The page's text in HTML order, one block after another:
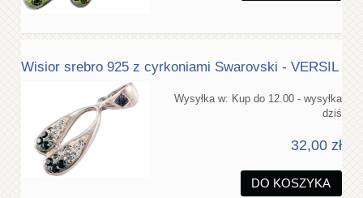
Wisior srebro 925 z cyrkoniami Swarovski - VERSIL
Wysyłka w: Kup do 12.00 - wysyłka
dziś
32,00 zł
DO KOSZYKA